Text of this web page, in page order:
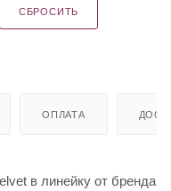
СБРОСИТЬ
ОПЛАТА
в линейку от бренда